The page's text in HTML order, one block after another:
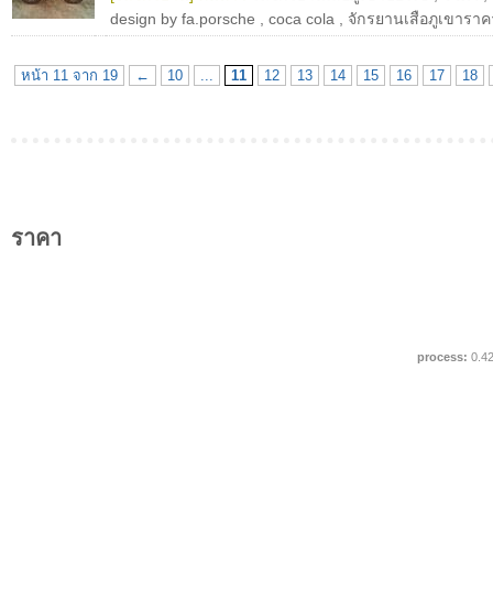
design by fa.porsche
coca cola จักรยานเสือภูเขารา
หน้า 11 จาก 19 ← 10 ... 11 12 13 14 15 16 17 18
ราคา
process: